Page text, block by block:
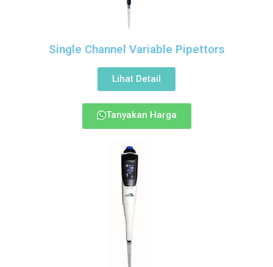
Single Channel Variable Pipettors
Lihat Detail
Tanyakan Harga